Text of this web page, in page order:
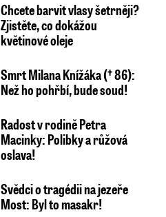
Chcete barvit vlasy šetrněji?
Zjistěte, co dokážou
květinové oleje
Smrt Milana Knížáka († 86):
Než ho pohřbí, bude soud!
Radost v rodině Petra
Macinky: Polibky a růžová
oslava!
Svědci o tragédii na jezeře
Most: Byl to masakr!